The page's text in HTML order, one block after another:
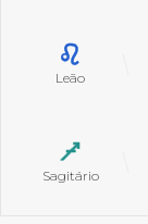
Leão
Sagitário